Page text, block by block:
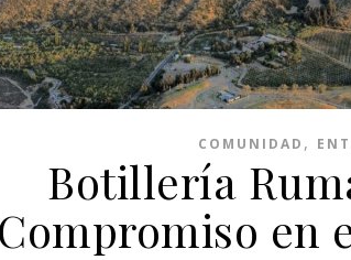
COMUNIDAD ,
Botillería
Compromiso en